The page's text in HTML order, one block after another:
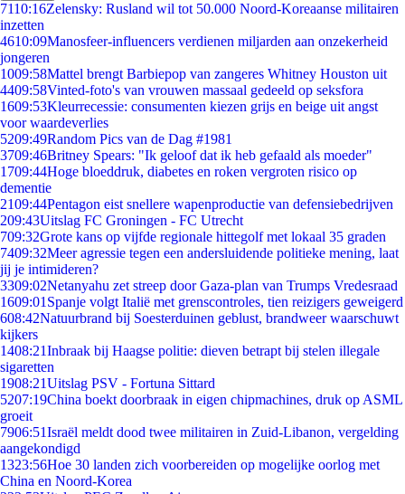
7110:16Zelensky: Rusland wil tot 50.000 Noord-Koreaanse militairen
inzetten
4610:09Manosfeer-influencers verdienen miljarden aan onzekerheid
jongeren
1009:58Mattel brengt Barbiepop van zangeres Whitney Houston uit
4409:58Vinted-foto's van vrouwen massaal gedeeld op seksfora
1609:53Kleurrecessie: consumenten kiezen grijs en beige uit angst
voor waardeverlies
5209:49Random Pics van de Dag #1981
3709:46Britney Spears: "Ik geloof dat ik heb gefaald als moeder"
1709:44Hoge bloeddruk, diabetes en roken vergroten risico op
dementie
2109:44Pentagon eist snellere wapenproductie van defensiebedrijven
209:43Uitslag FC Groningen - FC Utrecht
709:32Grote kans op vijfde regionale hittegolf met lokaal 35 graden
7409:32Meer agressie tegen een andersluidende politieke mening, laat
jij je intimideren?
3309:02Netanyahu zet streep door Gaza-plan van Trumps Vredesraad
1609:01 Spanje volgt Italië met grenscontroles, tien reizigers geweigerd
608:42Natuurbrand bij Soesterduinen geblust, brandweer waarschuwt
kijkers
1408:21Inbraak bij Haagse politie: dieven betrapt bij stelen illegale
sigaretten
1908:21Uitslag PSV - Fortuna Sittard
5207:19China boekt doorbraak in eigen chipmachines, druk op ASML
groeit
7906:51Israël meldt dood twee militairen in Zuid-Libanon, vergelding
aangekondigd
1323:56Hoe 30 landen zich voorbereiden op mogelijke oorlog met
China en Noord-Korea